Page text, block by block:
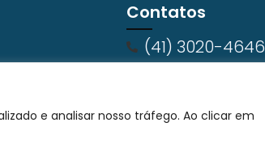
e analisar nosso tráfego. Ao clicar em
Contatos
(41) 3020-4646